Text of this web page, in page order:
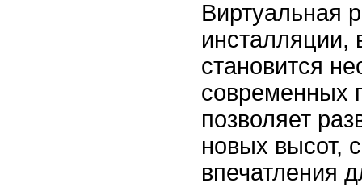
Виртуальная
инсталляции,
становится
современных
позволяет
новых высот,
впечатления